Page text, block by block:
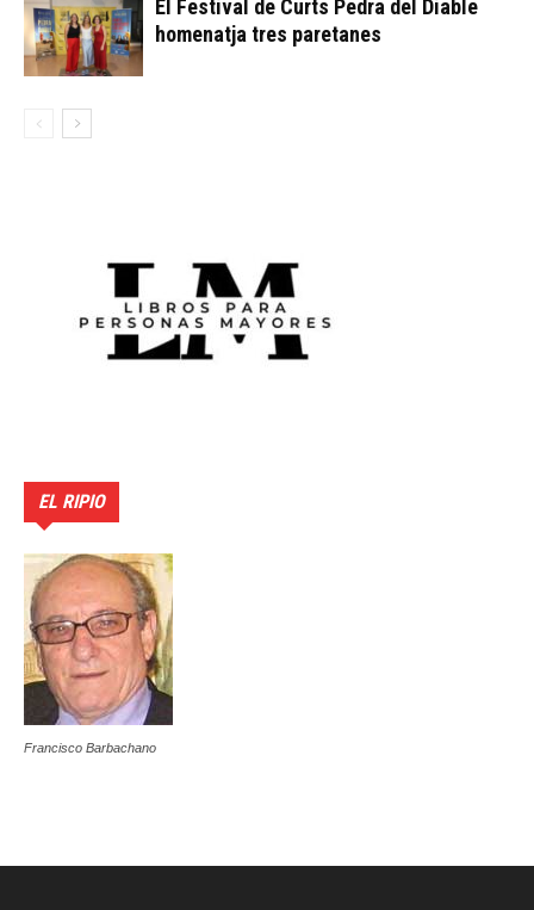
El Festival de Curts Pedra del Diable
homenatja tres paretanes
EL RIPIO
Francisco Barbachano